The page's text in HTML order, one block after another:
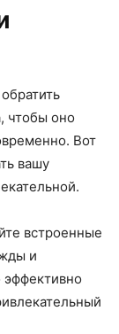
чтобы оно
Вот
вашу
встроенные
и